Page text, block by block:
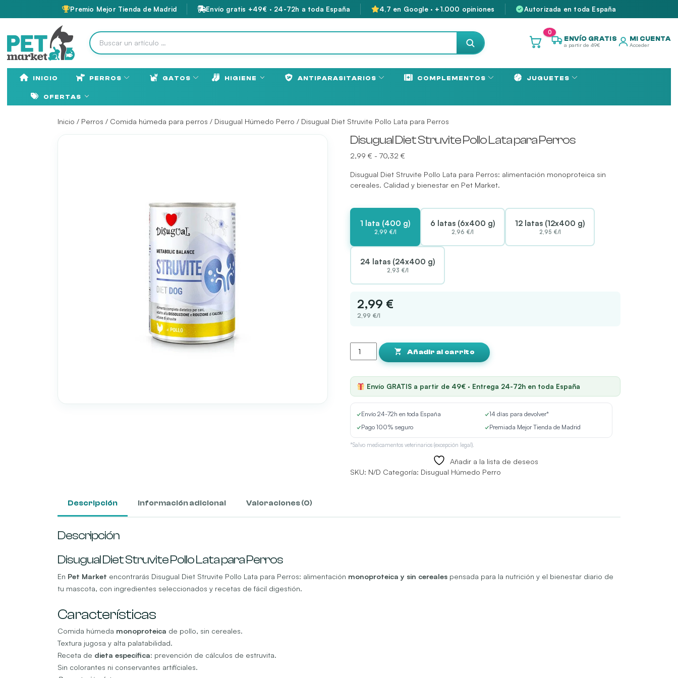
Premio Mejor Tienda de Madrid Envío gratis +49€ · 24-72h a toda España 4,7 en Google · +1.000 opiniones Autorizada en toda España
0
ENVÍO GRATIS
a partir de 49€
MI CUENTA
Acceder
INICIO PERROS GATOS HIGIENE ANTIPARASITARIOS COMPLEMENTOS JUGUETES
OFERTAS
Inicio / Perros / Comida húmeda para perros / Disugual Húmedo Perro / Disugual Diet Struvite Pollo Lata para Perros
Disugual Diet Struvite Pollo Lata para Perros
2,99€ - 70,32€
precios:
desde
hasta
70,32 €
Disugual Diet Struvite Pollo Lata para Perros: alimentación monoproteica sin
cereales. Calidad y bienestar en Pet Market.
1 lata (400 g)
2,99 €/l
6 latas (6x400 g)
2,96 €/l
12 latas (12x400 g)
2,95 €/l
24 latas (24x400 g)
2,93 €/l
2,99 €
2,99 €/l
Diet
Struvite
Lata
para
Perros
cantidad
Añadir al carrito
Envío GRATIS a partir de 49€ · Entrega 24-72h en toda España
✓Envío 24-72h en toda España ✓14 días para devolver*
✓Pago 100% seguro ✓Premiada Mejor Tienda de Madrid
*Salvo medicamentos veterinarios (excepción legal).
Añadir a la lista de deseos
SKU: N/D Categoría: Disugual Húmedo Perro
Descripción Información adicional Valoraciones (0)
Descripción
Disugual Diet Struvite Pollo Lata para Perros
En Pet Market encontrarás Disugual Diet Struvite Pollo Lata para Perros: alimentación monoproteica y sin cereales pensada para la nutrición y el bienestar diario de
tu mascota, con ingredientes seleccionados y recetas de fácil digestión.
Características
Comida húmeda monoproteica de pollo, sin cereales.
Textura jugosa y alta palatabilidad.
Receta de dieta específica: prevención de cálculos de estruvita.
Sin colorantes ni conservantes artificiales.